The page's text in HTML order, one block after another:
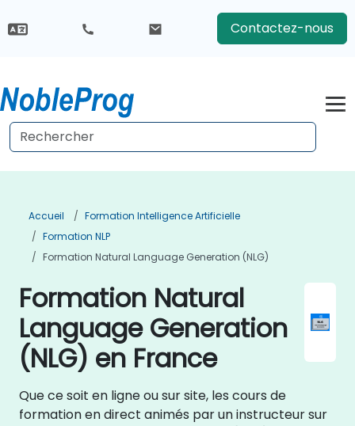
Contactez-nous
Accueil
Formation Intelligence Artificielle
Formation NLP
Formation Natural Language Generation (NLG)
Formation Natural
Language Generation
(NLG) en France
Que ce soit en ligne ou sur site, les cours de
formation en direct animés par un instructeur sur